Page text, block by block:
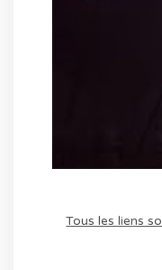
Tous les liens